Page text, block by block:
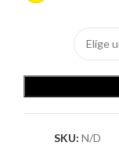
SKU: N/D